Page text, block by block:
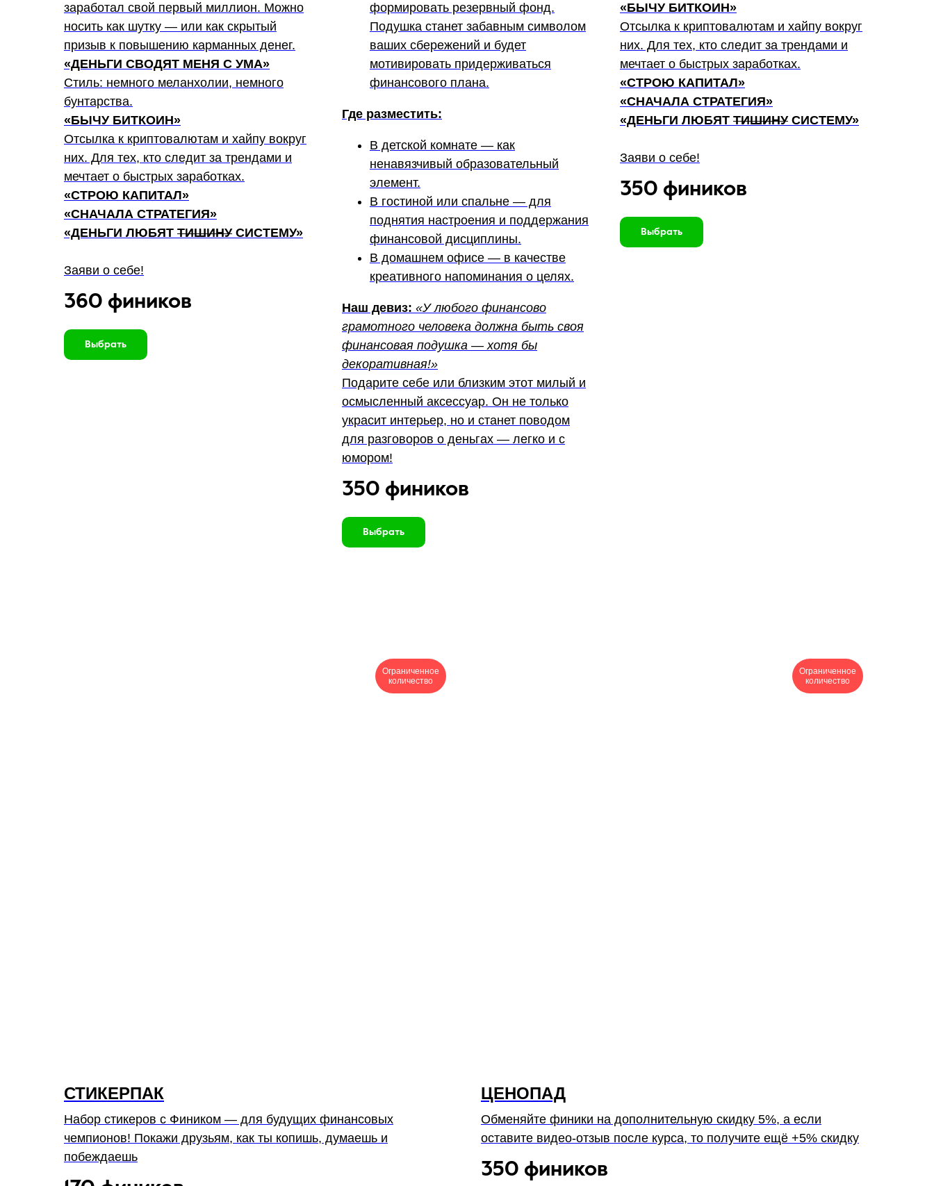
заработал свой первый миллион. Можно
носить как шутку — или как скрытый
призыв к повышению карманных денег.
«ДЕНЬГИ СВОДЯТ МЕНЯ С УМА»
Стиль: немного меланхолии, немного
бунтарства.
«БЫЧУ БИТКОИН»
Отсылка к криптовалютам и хайпу вокруг
них. Для тех, кто следит за трендами и
мечтает о быстрых заработках.
«СТРОЮ КАПИТАЛ»
«СНАЧАЛА СТРАТЕГИЯ»
«ДЕНЬГИ ЛЮБЯТ ТИШИНУСИСТЕМУ»
Заяви о себе!
360 фиников
Выбрать
формировать резервный фонд.
Подушка станет забавным символом
ваших сбережений и будет
мотивировать придерживаться
финансового плана.
Где разместить:
В детской комнате — как
ненавязчивый образовательный
элемент.
В гостиной или спальне — для
поднятия настроения и поддержания
финансовой дисциплины.
В домашнем офисе — в качестве
креативного напоминания о целях.
Наш девиз: «У любого финансово
грамотного человека должна быть своя
финансовая подушка — хотя бы
декоративная!»
Подарите себе или близким этот милый и
осмысленный аксессуар. Он не только
украсит интерьер, но и станет поводом
для разговоров о деньгах — легко и с
юмором!
350 фиников
Выбрать
«БЫЧУ БИТКОИН»
Отсылка к криптовалютам и хайпу вокруг
них. Для тех, кто следит за трендами и
мечтает о быстрых заработках.
«СТРОЮ КАПИТАЛ»
«СНАЧАЛА СТРАТЕГИЯ»
«ДЕНЬГИ ЛЮБЯТ ТИШИНУСИСТЕМУ»
Заяви о себе!
350 фиников
Выбрать
Ограниченное
количество
СТИКЕРПАК
Набор стикеров с Фиником — для будущих финансовых
чемпионов! Покажи друзьям, как ты копишь, думаешь и
побеждаешь
Ограниченное
количество
ЦЕНОПАД
Обменяйте финики на дополнительную скидку 5%, а если
оставите видео-отзыв после курса, то получите ещё +5% скидку
350 фиников